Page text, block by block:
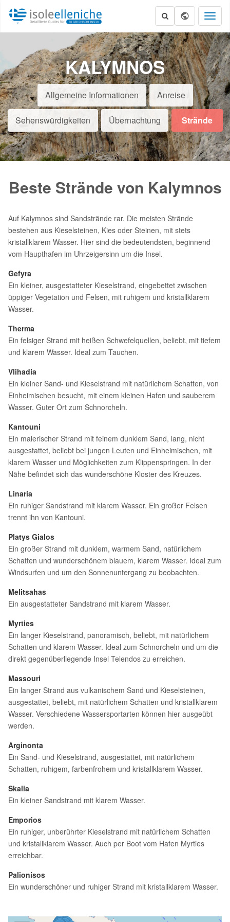
KALYMNOS
Allgemeine Informationen Anreise
Sehenswürdigkeiten Übernachtung Strände
Beste Strände von Kalymnos
Auf Kalymnos sind Sandstrände rar. Die meisten Strände
bestehen aus Kieselsteinen, Kies oder Steinen, mit stets
kristallklarem Wasser. Hier sind die bedeutendsten, beginnend
vom Haupthafen im Uhrzeigersinn um die Insel.
Gefyra
Ein kleiner, ausgestatteter Kieselstrand, eingebettet zwischen
üppiger Vegetation und Felsen, mit ruhigem und kristallklarem
Wasser.
Therma
Ein felsiger Strand mit heißen Schwefelquellen, beliebt, mit tiefem
und klarem Wasser. Ideal zum Tauchen.
Vlihadia
Ein kleiner Sand- und Kieselstrand mit natürlichem Schatten, von
Einheimischen besucht, mit einem kleinen Hafen und sauberem
Wasser. Guter Ort zum Schnorcheln.
Kantouni
Ein malerischer Strand mit feinem dunklem Sand, lang, nicht
ausgestattet, beliebt bei jungen Leuten und Einheimischen, mit
klarem Wasser und Möglichkeiten zum Klippenspringen. In der
Nähe befindet sich das wunderschöne Kloster des Kreuzes.
Linaria
Ein ruhiger Sandstrand mit klarem Wasser. Ein großer Felsen
trennt ihn von Kantouni.
Platys Gialos
Ein großer Strand mit dunklem, warmem Sand, natürlichem
Schatten und wunderschönem blauem, klarem Wasser. Ideal zum
Windsurfen und um den Sonnenuntergang zu beobachten.
Melitsahas
Ein ausgestatteter Sandstrand mit klarem Wasser.
Myrties
Ein langer Kieselstrand, panoramisch, beliebt, mit natürlichem
Schatten und klarem Wasser. Ideal zum Schnorcheln und um die
direkt gegenüberliegende Insel Telendos zu erreichen.
Massouri
Ein langer Strand aus vulkanischem Sand und Kieselsteinen,
ausgestattet, beliebt, mit natürlichem Schatten und kristallklarem
Wasser. Verschiedene Wassersportarten können hier ausgeübt
werden.
Arginonta
Ein Sand- und Kieselstrand, ausgestattet, mit natürlichem
Schatten, ruhigem, farbenfrohem und kristallklarem Wasser.
Skalia
Ein kleiner Sandstrand mit klarem Wasser.
Emporios
Ein ruhiger, unberührter Kieselstrand mit natürlichem Schatten
und kristallklarem Wasser. Auch per Boot vom Hafen Myrties
erreichbar.
Palionisos
Ein wunderschöner und ruhiger Strand mit kristallklarem Wasser.